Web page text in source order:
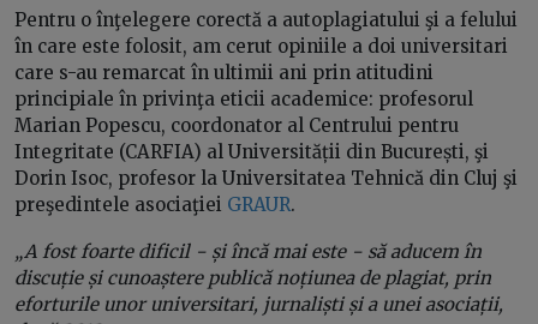
Pentru o înţelegere corectă a autoplagiatului şi a felului
în care este folosit, am cerut opiniile a doi universitari
care s-au remarcat în ultimii ani prin atitudini
principiale în privinţa eticii academice: profesorul
Marian Popescu, coordonator al Centrului pentru
Integritate (CARFIA) al Universității din București, şi
Dorin Isoc, profesor la Universitatea Tehnică din Cluj şi
preşedintele asociaţiei GRAUR.
„A fost foarte dificil − și încă mai este − să aducem în
discuție și cunoaștere publică noțiunea de plagiat, prin
eforturile unor universitari, jurnaliști și a unei asociații,